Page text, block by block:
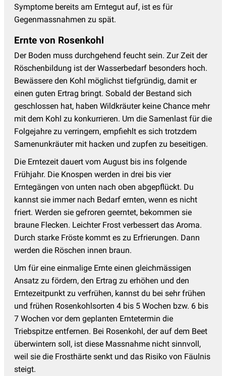
Symptome bereits am Erntegut auf, ist es für
Gegenmassnahmen zu spät.
Ernte von Rosenkohl
Der Boden muss durchgehend feucht sein. Zur Zeit der
Röschenbildung ist der Wasserbedarf besonders hoch.
Bewässere den Kohl möglichst tiefgründig, damit er
einen guten Ertrag bringt. Sobald der Bestand sich
geschlossen hat, haben Wildkräuter keine Chance mehr
mit dem Kohl zu konkurrieren. Um die Samenlast für die
Folgejahre zu verringern, empfiehlt es sich trotzdem
Samenunkräuter mit hacken und zupfen zu beseitigen.
Die Erntezeit dauert vom August bis ins folgende
Frühjahr. Die Knospen werden in drei bis vier
Erntegängen von unten nach oben abgepflückt. Du
kannst sie immer nach Bedarf ernten, wenn es nicht
friert. Werden sie gefroren geerntet, bekommen sie
braune Flecken. Leichter Frost verbessert das Aroma.
Durch starke Fröste kommt es zu Erfrierungen. Dann
werden die Röschen innen braun.
Um für eine einmalige Ernte einen gleichmässigen
Ansatz zu fördern, den Ertrag zu erhöhen und den
Erntezeitpunkt zu verfrühen, kannst du bei sehr frühen
und frühen Rosenkohlsorten 4 bis 5 Wochen bzw. 6 bis
7 Wochen vor dem geplanten Erntetermin die
Triebspitze entfernen. Bei Rosenkohl, der auf dem Beet
überwintern soll, ist diese Massnahme nicht sinnvoll,
weil sie die Frosthärte senkt und das Risiko von Fäulnis
steigt.